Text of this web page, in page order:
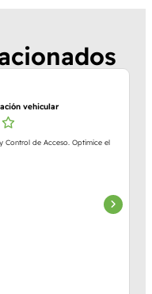
vehicular
Control de Acceso. Optimice el